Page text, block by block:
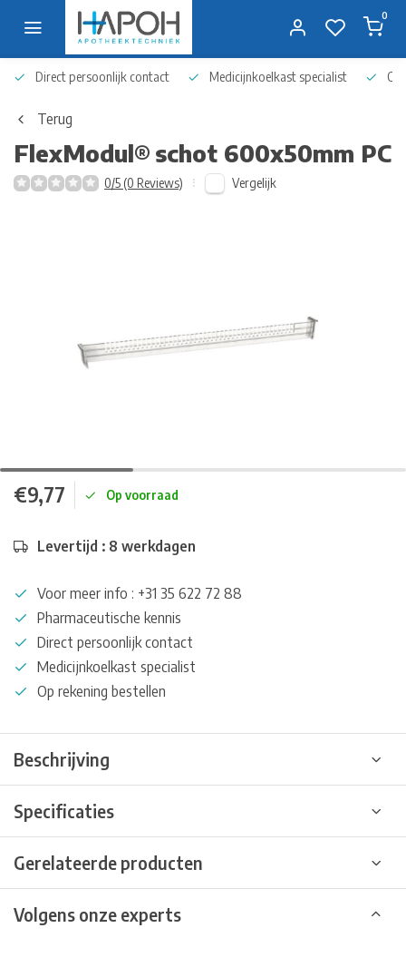
0
Direct persoonlijk contact Medicijnkoelkast specialist Op
Terug
FlexModul® schot 600x50mm PC
0/5 (0 Reviews) Vergelijk
€9,77 Op voorraad
Levertijd : 8 werkdagen
Voor meer info : +31 35 622 72 88
Pharmaceutische kennis
Direct persoonlijk contact
Medicijnkoelkast specialist
Op rekening bestellen
Beschrijving
Specificaties
Gerelateerde producten
Volgens onze experts